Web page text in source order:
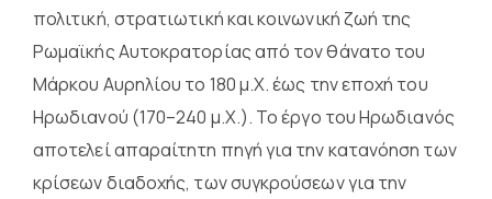
πολιτική, στρατιωτική και κοινωνική ζωή της
Ρωμαϊκής Αυτοκρατορίας από τον θάνατο του
Μάρκου Αυρηλίου το 180 μ.Χ. έως την εποχή του
Ηρωδιανού (170–240 μ.Χ.). Το έργο του Ηρωδιανός
αποτελεί απαραίτητη πηγή για την κατανόηση των
κρίσεων διαδοχής, των συγκρούσεων για την